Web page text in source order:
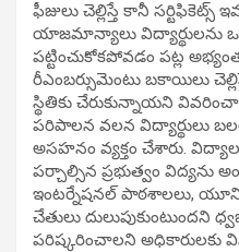
ఫీజులు చెల్లిస్తే కానీ
యాజమాన్యాలు విద్యార్థులను
పట్టించుకోకపోవడం పట్ల
రీఎంబర్సుమెంటు బకాయిలు
స్థితికు చేరుకున్నాయని
పరిపాలన వలన విద్యార్థులు
అసహనం వ్యక్తం చేశారు.
పర్చాల్సిన ప్రభుత్వం విద్యను
ఇంటర్నేషనల్ పాఠశాలలు,
చేతులు దులుపుకుంటుందని
పరిష్కరించాలని అధికారులకు